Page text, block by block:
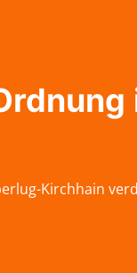
Kirchhain